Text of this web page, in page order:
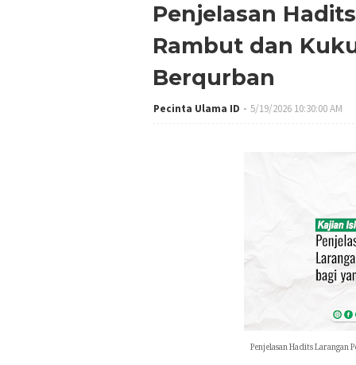
Penjelasan
Rambut dan
Berqurban
Pecinta Ulama ID 5/19/2026 10:30:00 AM
Penjelasan Hadits